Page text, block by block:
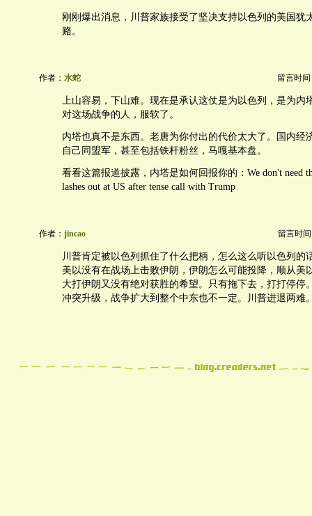
刚刚爆出消息，川普家族接受了坚决支持以色列的美国犹
赂。
作者： 水蛇 留言时间
上山容易，下山难。现在是承认这仗是为以色列，是为内
对这场战争的人，服软了。
内塔也真不是东西。老唐为你付出的代价太大了。国内经
自己同盟军，甚至包括铁杆粉丝，马嘎基本盘。
看看这篇报道披露，内塔是如何回报你的：We don't need
lashes out at US after tense call with Trump
作者： jincao 留言时间
川普肯定被以色列抓住了什么把柄，怎么这么听以色列的
美以没有在战场上击败伊朗，伊朗怎么可能投降，顺从美
大打伊朗又没有绝对获胜的希望。只有拖下去，打打停停
冲突升级，战争扩大到整个中东也不一定。川普进退两难